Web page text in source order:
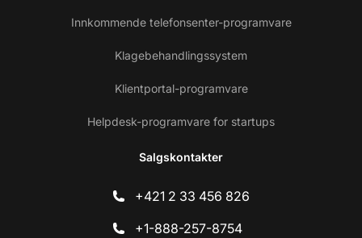
Innkommende telefonsenter-programvare
Klagebehandlingssystem
Klientportal-programvare
Helpdesk-programvare for startups
Salgskontakter
+421 2 33 456 826
+1-888-257-8754